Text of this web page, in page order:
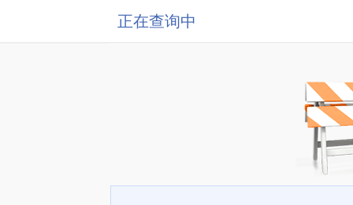
正在查询中